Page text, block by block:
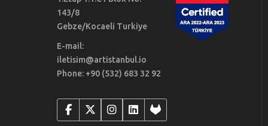
143/8
Gebze/Kocaeli Turkiye
E-mail:
iletisim@artistanbul.io
Phone: +90 (532) 683 32 92